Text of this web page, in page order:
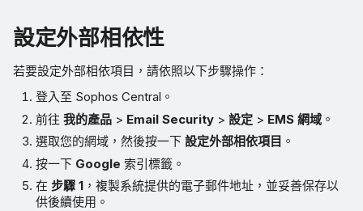
設定外部相依性
若要設定外部相依項目，請依照以下步驟操作：
登入至 Sophos Central。
前往我的產品 > Email Security >設定 > EMS 網域 。
選取您的網域，然後按一下設定外部相依項目 。
按一下 Google 索引標籤。
在 步驟 1 ，複製系統提供的電子郵件地址，並妥善保存以
供後續使用。